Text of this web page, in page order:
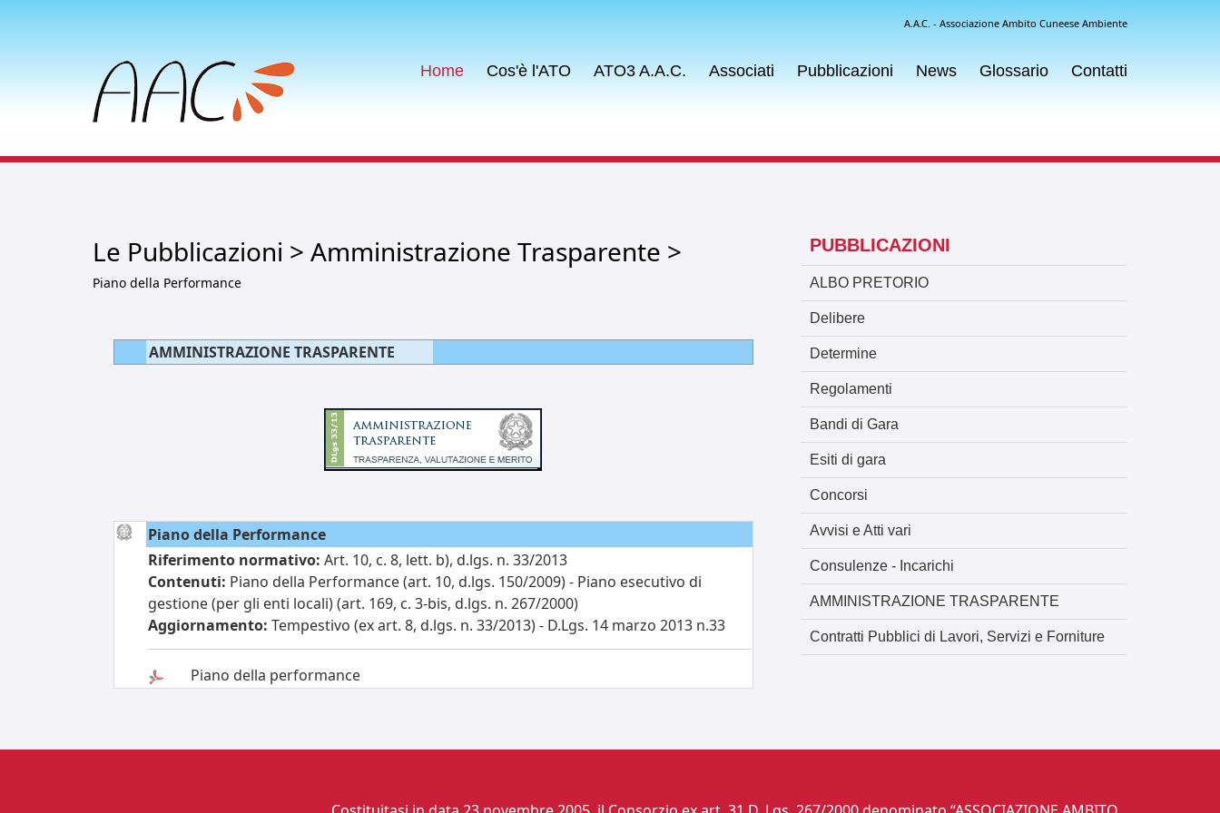
A.A.C. - Associazione Ambito Cuneese Ambiente
Home Cos'è l'ATO ATO3 A.A.C. Associati Pubblicazioni News Glossario Contatti
Le Pubblicazioni > Amministrazione Trasparente >
Piano della Performance
AMMINISTRAZIONE TRASPARENTE
Piano della Performance
Riferimento normativo: Art. 10, c. 8, lett. b), d.lgs. n. 33/2013
Contenuti: Piano della Performance (art. 10, d.lgs. 150/2009) - Piano esecutivo di
gestione (per gli enti locali) (art. 169, c. 3-bis, d.lgs. n. 267/2000)
Aggiornamento: Tempestivo (ex art. 8, d.lgs. n. 33/2013) - D.Lgs. 14 marzo 2013 n.33
Piano della performance
PUBBLICAZIONI
ALBO PRETORIO
Delibere
Determine
Regolamenti
Bandi di Gara
Esiti di gara
Concorsi
Avvisi e Atti vari
Consulenze - Incarichi
AMMINISTRAZIONE TRASPARENTE
Contratti Pubblici di Lavori, Servizi e Forniture